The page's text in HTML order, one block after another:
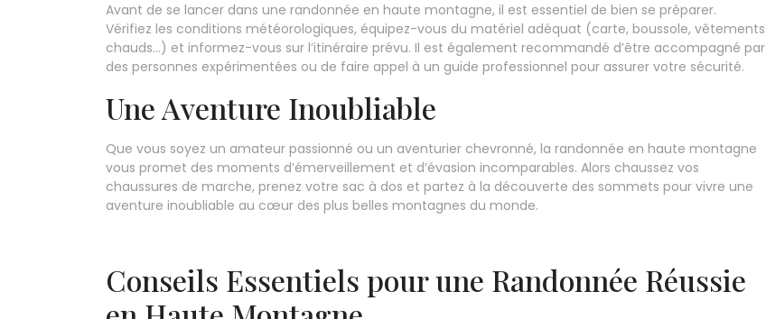
Avant de se lancer dans une randonnée en haute montagne, il est essentiel de bien se préparer.
Vérifiez les conditions météorologiques, équipez-vous du matériel adéquat (carte, boussole, vêtements
chauds…) et informez-vous sur l’itinéraire prévu. Il est également recommandé d’être accompagné par
des personnes expérimentées ou de faire appel à un guide professionnel pour assurer votre sécurité.
Une Aventure Inoubliable
Que vous soyez un amateur passionné ou un aventurier chevronné, la randonnée en haute montagne
vous promet des moments d’émerveillement et d’évasion incomparables. Alors chaussez vos
chaussures de marche, prenez votre sac à dos et partez à la découverte des sommets pour vivre une
aventure inoubliable au cœur des plus belles montagnes du monde.
Conseils Essentiels pour une Randonnée Réussie